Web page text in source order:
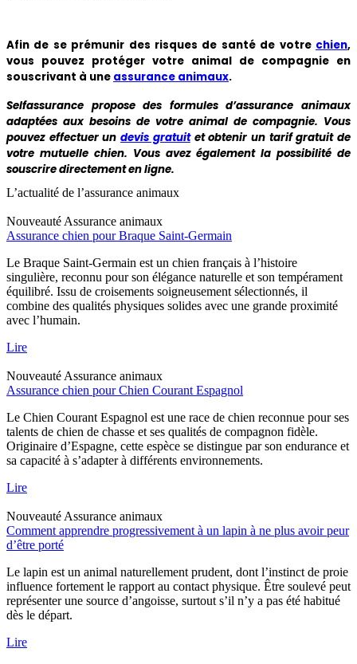
Afin de se prémunir des risques de santé de votre chien,
vous pouvez protéger votre animal de compagnie en
souscrivant à une assurance animaux.
Selfassurance propose des formules d’assurance animaux
adaptées aux besoins de votre animal de compagnie. Vous
pouvez effectuer undevis gratuitet obtenir un tarif gratuit de
votre mutuelle chien. Vous avez également la possibilité de
souscrire directement en ligne.
L’actualité de l’assurance animaux
Nouveauté Assurance animaux
Assurance chien pour Braque Saint-Germain
Le Braque Saint-Germain est un chien français à l’histoire
singulière, reconnu pour son élégance naturelle et son tempérament
équilibré. Issu de croisements soigneusement sélectionnés, il
combine des qualités physiques solides avec une grande proximité
avec l’humain.
Lire
Nouveauté Assurance animaux
Assurance chien pour Chien Courant Espagnol
Le Chien Courant Espagnol est une race de chien reconnue pour ses
talents de chien de chasse et ses qualités de compagnon fidèle.
Originaire d’Espagne, cette espèce se distingue par son endurance et
sa capacité à s’adapter à différents environnements.
Lire
Nouveauté Assurance animaux
Comment apprendre progressivement à un lapin à ne plus avoir peur
d’être porté
Le lapin est un animal naturellement prudent, dont l’instinct de proie
influence fortement le rapport au contact physique. Être soulevé peut
représenter une source d’angoisse, surtout s’il n’y a pas été habitué
dès le départ.
Lire